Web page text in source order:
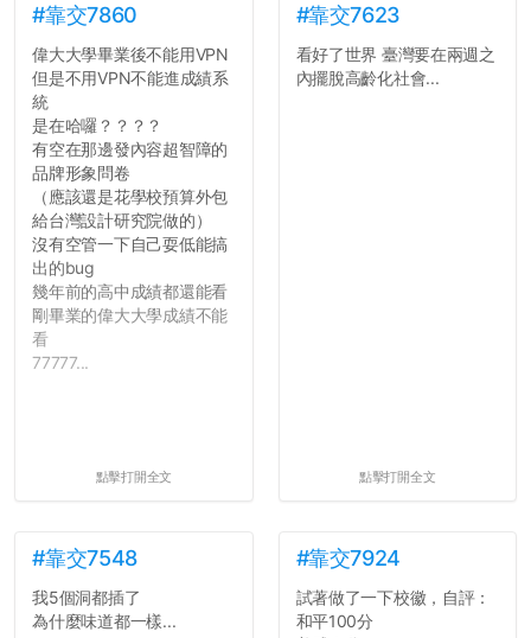
#靠交7860
偉大大學畢業後不能用VPN
但是不用VPN不能進成績系
統
是在哈囉？？？？
有空在那邊發內容超智障的
品牌形象問卷
（應該還是花學校預算外包
給台灣設計研究院做的）
沒有空管一下自己耍低能搞
出的bug
幾年前的高中成績都還能看
剛畢業的偉大大學成績不能
看
77777...
點擊打開全文
#靠交7623
看好了世界 臺灣要在兩週之
內擺脫高齡化社會...
點擊打開全文
#靠交7548
我5個洞都插了
為什麼味道都一樣...
#靠交7924
試著做了一下校徽，自評：
和平100分